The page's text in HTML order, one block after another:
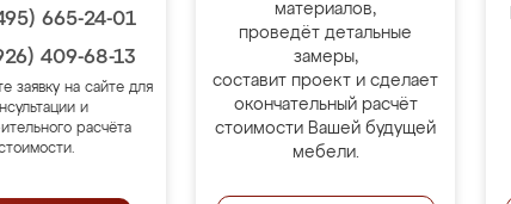
665-24-01
409-68-13
заявку на сайте для
и
расчёта
материалов,
проведёт детальные
замеры,
составит проект и сделает
окончательный расчёт
стоимости Вашей будущей
мебели.